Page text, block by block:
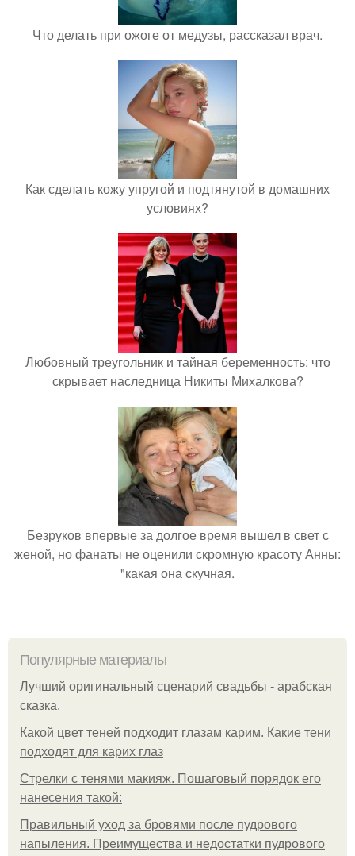
Что делать при ожоге от медузы, рассказал врач.
Как сделать кожу упругой и подтянутой в домашних
условиях?
Любовный треугольник и тайная беременность: что
скрывает наследница Никиты Михалкова?
Безруков впервые за долгое время вышел в свет с
женой, но фанаты не оценили скромную красоту Анны:
"какая она скучная.
Популярные материалы
Лучший оригинальный сценарий свадьбы - арабская
сказка.
Какой цвет теней подходит глазам карим. Какие тени
подходят для карих глаз
Стрелки с тенями макияж. Пошаговый порядок его
нанесения такой:
Правильный уход за бровями после пудрового
напыления. Преимущества и недостатки пудрового